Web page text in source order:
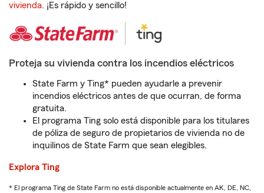
vivienda. ¡Es rápido y sencillo!
Proteja su vivienda contra los incendios eléctricos
State Farm y Ting* pueden ayudarle a prevenir
incendios eléctricos antes de que ocurran, de forma
gratuita.
El programa Ting solo está disponible para los titulares
de póliza de seguro de propietarios de vivienda no de
inquilinos de State Farm que sean elegibles.
Explora Ting
* El programa Ting de State Farm no está disponible actualmente en AK, DE, NC,